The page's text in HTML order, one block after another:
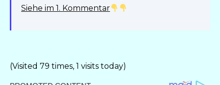
Siehe im 1. Kommentar
(Visited 79 times, 1 visits today)